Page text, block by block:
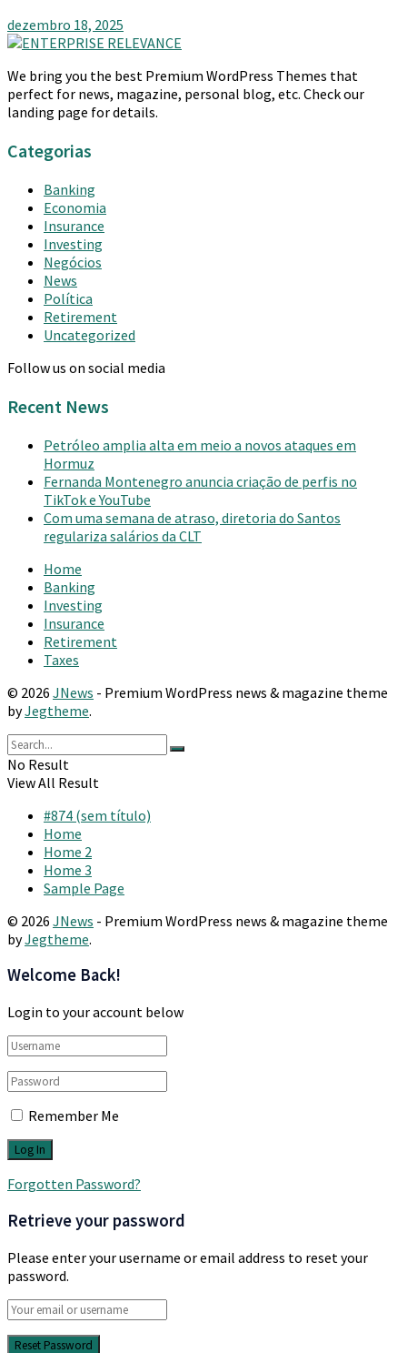
dezembro 18, 2025
We bring you the best Premium WordPress Themes that
perfect for news, magazine, personal blog, etc. Check our
landing page for details.
Categorias
Banking
Economia
Insurance
Investing
Negócios
News
Política
Retirement
Uncategorized
Follow us on social media
Recent News
Petróleo amplia alta em meio a novos ataques em
Hormuz
Fernanda Montenegro anuncia criação de perfis no
TikTok e YouTube
Com uma semana de atraso, diretoria do Santos
regulariza salários da CLT
Home
Banking
Investing
Insurance
Retirement
Taxes
© 2026 JNews - Premium WordPress news & magazine theme
byJegtheme.
No Result
View All Result
#874 (sem título)
Home
Home 2
Home 3
Sample Page
© 2026 JNews - Premium WordPress news & magazine theme
byJegtheme.
Welcome Back!
Login to your account below
Remember Me
Forgotten Password?
Retrieve your password
Please enter your username or email address to reset your
password.